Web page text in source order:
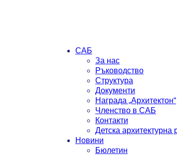
САБ
За нас
Ръководство
Структура
Документи
Награда „Архитектон“
Членство в САБ
Контакти
Детска архитектурна
Новини
Бюлетин